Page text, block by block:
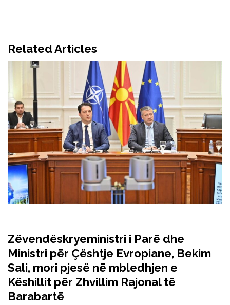
Related Articles
Zëvendëskryeministri i Parë dhe
Ministri për Çështje Evropiane, Bekim
Sali, mori pjesë në mbledhjen e
Këshillit për Zhvillim Rajonal të
Barabartë